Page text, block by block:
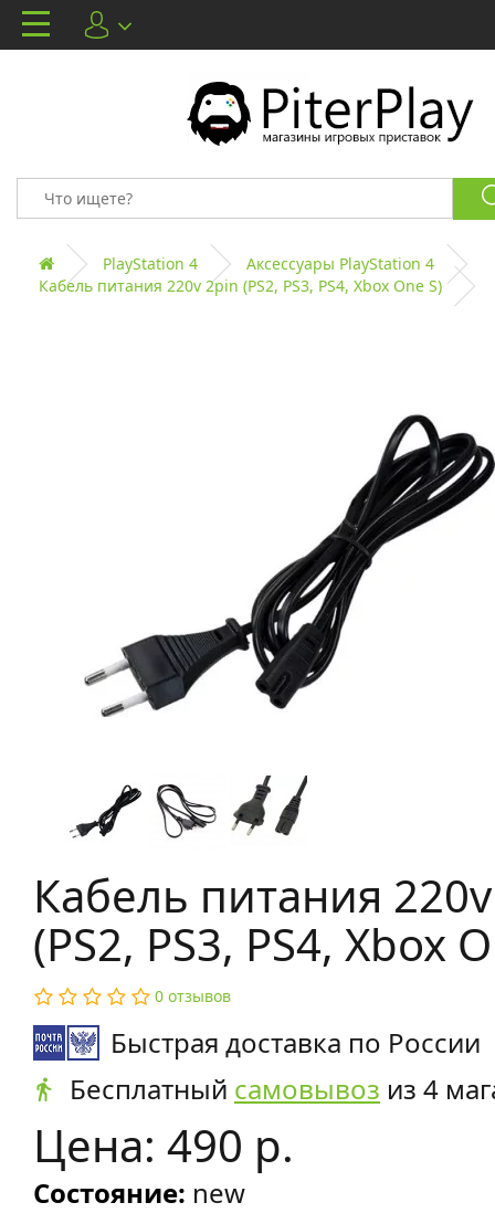
PlayStation 4
Аксессуары PlayStation 4
Кабель питания 220v 2pin (PS2, PS3, PS4, Xbox One S)
Кабель питания
(PS2, PS3, PS4, Xbox
0 отзывов
Быстрая доставка по России
Бесплатный самовывоз из 4
Цена: 490 р.
Состояние: new